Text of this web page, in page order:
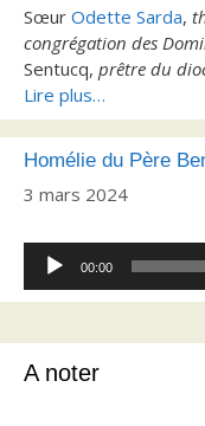
Sœur Odette Sarda,
congrégation des
Sentucq, prêtre du
Lire plus…
Homélie du Père
3 mars 2024
Lecteur
audio
00:00
A noter